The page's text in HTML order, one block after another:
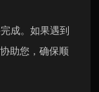
成。如果遇到
助您，确保顺